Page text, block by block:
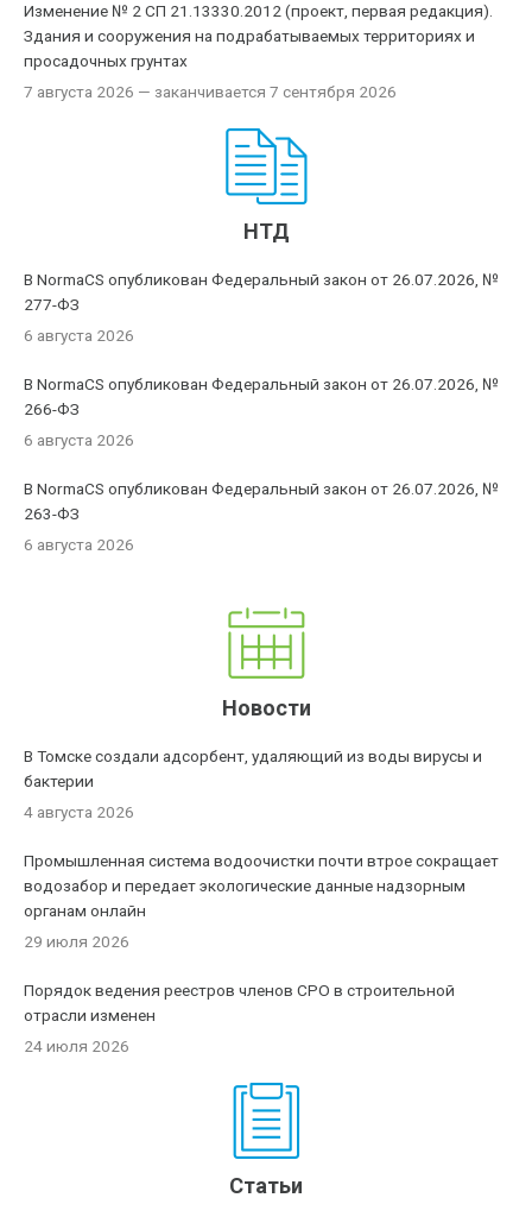
Изменение № 2 СП 21.13330.2012 (проект, первая редакция).
Здания и сооружения на подрабатываемых территориях и
просадочных грунтах
7 августа 2026 — заканчивается 7 сентября 2026
НТД
В NormaCS опубликован Федеральный закон от 26.07.2026, №
277-ФЗ
6 августа 2026
В NormaCS опубликован Федеральный закон от 26.07.2026, №
266-ФЗ
6 августа 2026
В NormaCS опубликован Федеральный закон от 26.07.2026, №
263-ФЗ
6 августа 2026
Новости
В Томске создали адсорбент, удаляющий из воды вирусы и
бактерии
4 августа 2026
Промышленная система водоочистки почти втрое сокращает
водозабор и передает экологические данные надзорным
органам онлайн
29 июля 2026
Порядок ведения реестров членов СРО в строительной
отрасли изменен
24 июля 2026
Статьи